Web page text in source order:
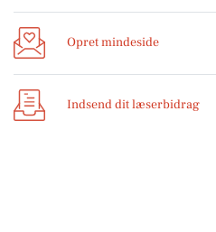
Opret mindeside
Indsend dit læserbidrag